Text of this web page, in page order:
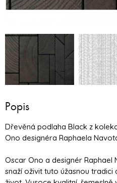
Popis
Dřevěná podlaha Black z
Ono designéra Raphaela
Oscar Ono a designér Raphael
snaží oživit tuto úžasnou